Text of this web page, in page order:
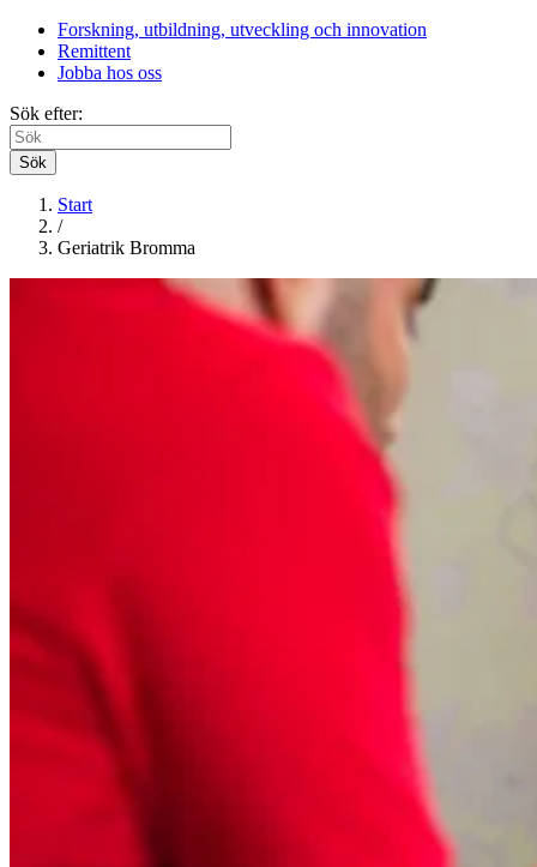
Forskning, utbildning, utveckling och innovation
Remittent
Jobba hos oss
Sök efter:
Sök
Start
/
Geriatrik Bromma